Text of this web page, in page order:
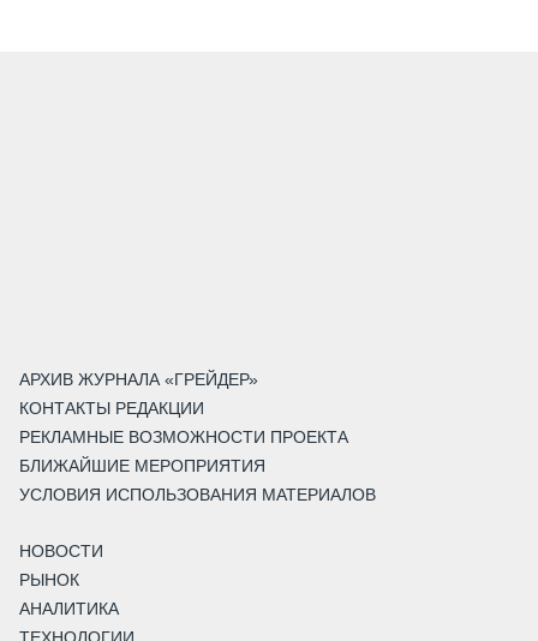
АРХИВ ЖУРНАЛА «ГРЕЙДЕР»
КОНТАКТЫ РЕДАКЦИИ
РЕКЛАМНЫЕ ВОЗМОЖНОСТИ ПРОЕКТА
БЛИЖАЙШИЕ МЕРОПРИЯТИЯ
УСЛОВИЯ ИСПОЛЬЗОВАНИЯ МАТЕРИАЛОВ
НОВОСТИ
РЫНОК
АНАЛИТИКА